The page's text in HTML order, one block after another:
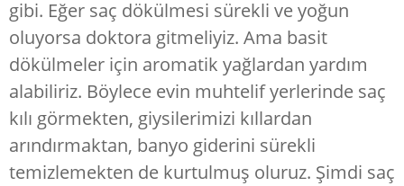
gibi. Eğer saç dökülmesi sürekli ve yoğun
oluyorsa doktora gitmeliyiz. Ama basit
dökülmeler için aromatik yağlardan yardım
alabiliriz. Böylece evin muhtelif yerlerinde saç
kılı görmekten, giysilerimizi kıllardan
arındırmaktan, banyo giderini sürekli
temizlemekten de kurtulmuş oluruz. Şimdi saç